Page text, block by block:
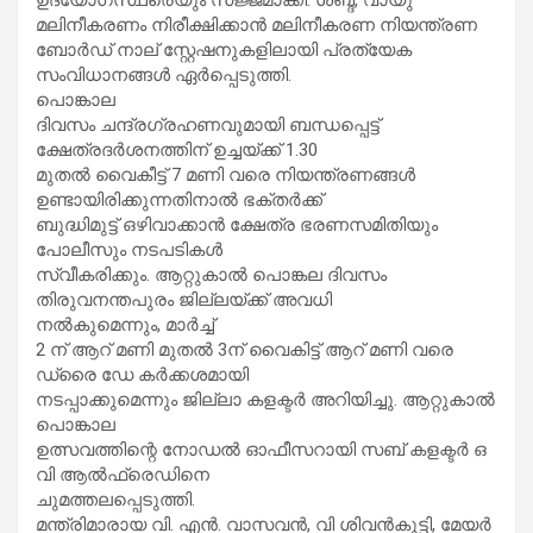
മലിനീകരണം നിരീക്ഷിക്കാൻ മലിനീകരണ നിയന്ത്രണ
ബോർഡ് നാല് സ്റ്റേഷനുകളിലായി പ്രത്യേക
സംവിധാനങ്ങൾ ഏർപ്പെടുത്തി.
പൊങ്കാല
ദിവസം ചന്ദ്രഗ്രഹണവുമായി ബന്ധപ്പെട്ട്
ക്ഷേത്രദർശനത്തിന് ഉച്ചയ്ക്ക് 1.30
മുതൽ വൈകീട്ട് 7 മണി വരെ നിയന്ത്രണങ്ങൾ
ഉണ്ടായിരിക്കുന്നതിനാൽ ഭക്തർക്ക്
ബുദ്ധിമുട്ട് ഒഴിവാക്കാൻ ക്ഷേത്ര ഭരണസമിതിയും
പോലീസും നടപടികൾ
സ്വീകരിക്കും. ആറ്റുകാൽ പൊങ്കല ദിവസം
തിരുവനന്തപുരം ജില്ലയ്ക്ക് അവധി
നൽകുമെന്നും, മാർച്ച്
2 ന് ആറ് മണി മുതൽ 3ന് വൈകിട്ട് ആറ് മണി വരെ
ഡ്രൈ ഡേ കർക്കശമായി
നടപ്പാക്കുമെന്നും ജില്ലാ കളക്ടർ അറിയിച്ചു. ആറ്റുകാൽ
പൊങ്കാല
ഉത്സവത്തിന്റെ നോഡൽ ഓഫീസറായി സബ് കളക്ടർ ഒ
വി ആൽഫ്രെഡിനെ
ചുമത്തലപ്പെടുത്തി.
മന്ത്രിമാരായ വി. എൻ. വാസവൻ, വി ശിവൻകുട്ടി, മേയർ